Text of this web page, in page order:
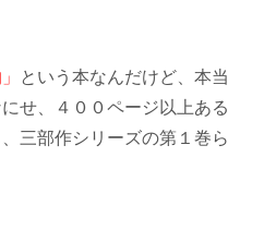
という本なんだけど、本当
せ、４００ページ以上ある
三部作シリーズの第１巻ら